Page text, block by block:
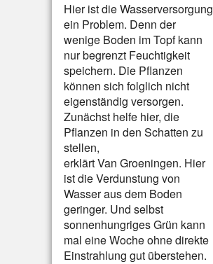
Hier ist die Wasserversorgung
ein Problem. Denn der
wenige Boden im Topf kann
nur begrenzt Feuchtigkeit
speichern. Die Pflanzen
können sich folglich nicht
eigenständig versorgen.
Zunächst helfe hier, die
Pflanzen in den Schatten zu
stellen,
erklärt Van Groeningen. Hier
ist die Verdunstung von
Wasser aus dem Boden
geringer. Und selbst
sonnenhungriges Grün kann
mal eine Woche ohne direkte
Einstrahlung gut überstehen.